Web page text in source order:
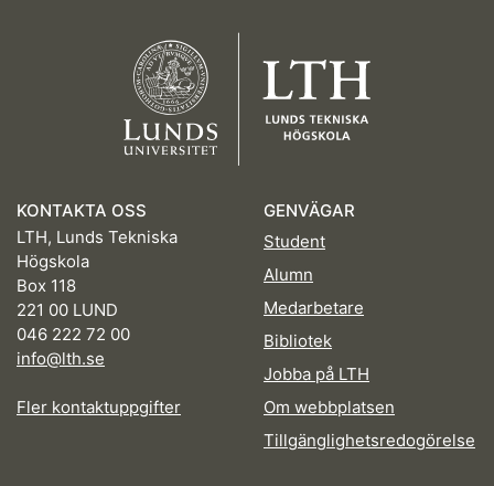
KONTAKTA OSS
LTH, Lunds Tekniska
Högskola
Box 118
221 00 LUND
046 222 72 00
info@lth.se
Fler kontaktuppgifter
GENVÄGAR
Student
Alumn
Medarbetare
Bibliotek
Jobba på LTH
Om webbplatsen
Tillgänglighetsredogörelse